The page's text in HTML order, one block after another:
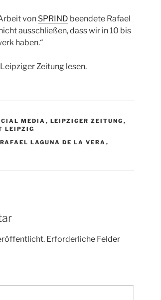
von SPRIND beendete Rafael
ausschließen, dass wir in 10 bis
haben.“
Zeitung lesen.
MEDIA , LEIPZIGER ZEITUNG ,
LEIPZIG
RAFAEL LAGUNA DE LA VERA ,
Erforderliche Felder